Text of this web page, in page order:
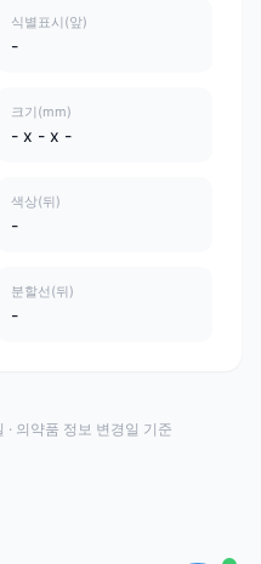
식별표시(앞)
-
크기(mm)
- x - x -
색상(뒤)
-
분할선(뒤)
-
· 의약품 정보 변경일 기준